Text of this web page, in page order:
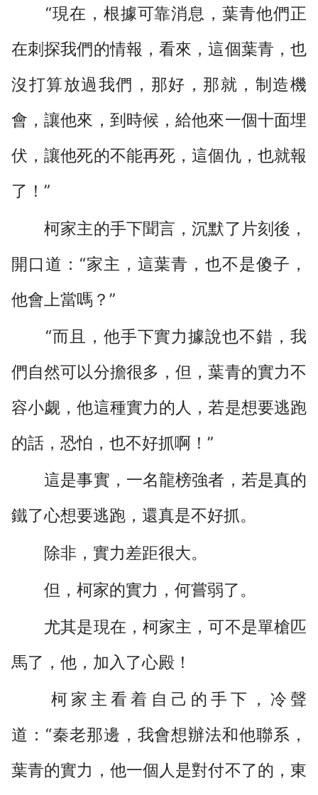
“現在，根據可靠消息，葉青他們正
在刺探我們的情報，看來，這個葉青，也
沒打算放過我們，那好，那就，制造機
會，讓他來，到時候，給他來一個十面埋
伏，讓他死的不能再死，這個仇，也就報
了！”
柯家主的手下聞言，沉默了片刻後，
開口道：“家主，這葉青，也不是傻子，
他會上當嗎？”
“而且，他手下實力據說也不錯，我
們自然可以分擔很多，但，葉青的實力不
容小觑，他這種實力的人，若是想要逃跑
的話，恐怕，也不好抓啊！”
這是事實，一名龍榜強者，若是真的
鐵了心想要逃跑，還真是不好抓。
除非，實力差距很大。
但，柯家的實力，何嘗弱了。
尤其是現在，柯家主，可不是單槍匹
馬了，他，加入了心殿！
柯家主看着自己的手下，冷聲
道：“秦老那邊，我會想辦法和他聯系，
葉青的實力，他一個人是對付不了的，東